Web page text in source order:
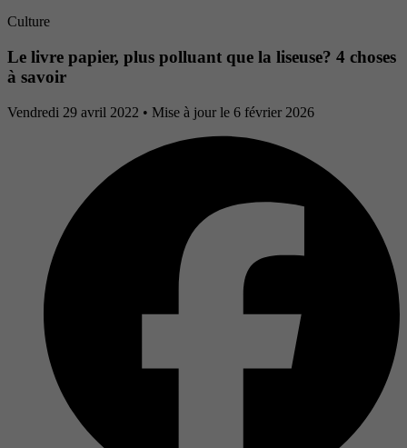
Culture
Le livre papier, plus polluant que la liseuse? 4 choses
à savoir
Vendredi 29 avril 2022 • Mise à jour le 6 février 2026